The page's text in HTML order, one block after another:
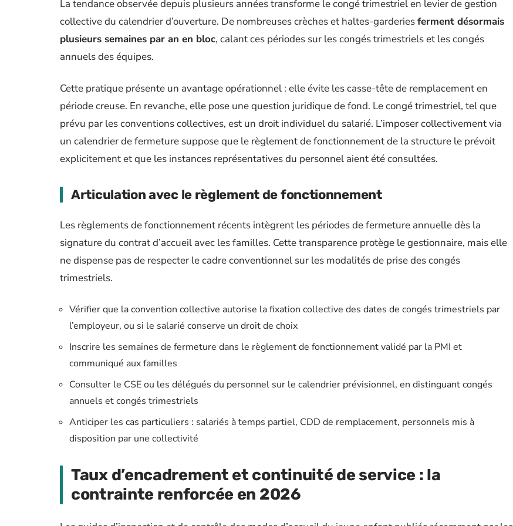
La tendance observée depuis plusieurs années transforme le congé trimestriel en levier de gestion
collective du calendrier d’ouverture. De nombreuses crèches et haltes-garderiesferment désormais
plusieurs semaines par an en bloc, calant ces périodes sur les congés trimestriels et les congés
annuels des équipes.
Cette pratique présente un avantage opérationnel : elle évite les casse-tête de remplacement en
période creuse. En revanche, elle pose une question juridique de fond. Le congé trimestriel, tel que
prévu par les conventions collectives, est un droit individuel du salarié. L’imposer collectivement via
un calendrier de fermeture suppose que le règlement de fonctionnement de la structure le prévoit
explicitement et que les instances représentatives du personnel aient été consultées.
Articulation avec le règlement de fonctionnement
Les règlements de fonctionnement récents intègrent les périodes de fermeture annuelle dès la
signature du contrat d’accueil avec les familles. Cette transparence protège le gestionnaire, mais elle
ne dispense pas de respecter le cadre conventionnel sur les modalités de prise des congés
trimestriels.
Vérifier que la convention collective autorise la fixation collective des dates de congés trimestriels par
l’employeur, ou si le salarié conserve un droit de choix
Inscrire les semaines de fermeture dans le règlement de fonctionnement validé par la PMI et
communiqué aux familles
Consulter le CSE ou les délégués du personnel sur le calendrier prévisionnel, en distinguant congés
annuels et congés trimestriels
Anticiper les cas particuliers : salariés à temps partiel, CDD de remplacement, personnels mis à
disposition par une collectivité
Taux d’encadrement et continuité de service : la
contrainte renforcée en 2026